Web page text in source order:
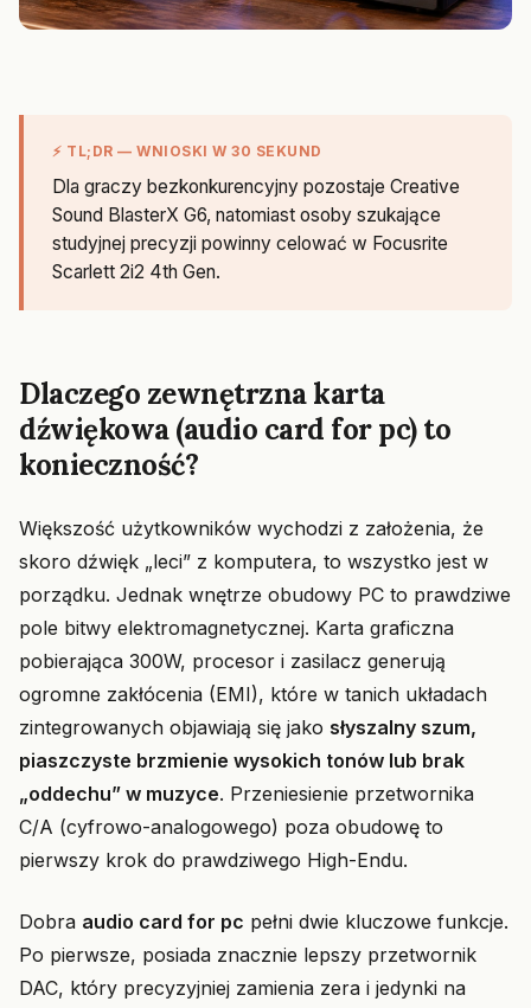
⚡ TL;DR — WNIOSKI W 30 SEKUND
Dla graczy bezkonkurencyjny pozostaje Creative
Sound BlasterX G6, natomiast osoby szukające
studyjnej precyzji powinny celować w Focusrite
Scarlett 2i2 4th Gen.
Dlaczego zewnętrzna karta
dźwiękowa (audio card for pc) to
konieczność?
Większość użytkowników wychodzi z założenia, że
skoro dźwięk „leci” z komputera, to wszystko jest w
porządku. Jednak wnętrze obudowy PC to prawdziwe
pole bitwy elektromagnetycznej. Karta graficzna
pobierająca 300W, procesor i zasilacz generują
ogromne zakłócenia (EMI), które w tanich układach
zintegrowanych objawiają się jako słyszalny szum,
piaszczyste brzmienie wysokich tonów lub brak
„oddechu” w muzyce. Przeniesienie przetwornika
C/A (cyfrowo-analogowego) poza obudowę to
pierwszy krok do prawdziwego High-Endu.
Dobra audio card for pc pełni dwie kluczowe funkcje.
Po pierwsze, posiada znacznie lepszy przetwornik
DAC, który precyzyjniej zamienia zera i jedynki na